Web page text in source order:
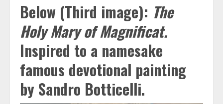
Below (Third image): The
Holy Mary of Magnificat.
Inspired to a namesake
famous devotional painting
by Sandro Botticelli.